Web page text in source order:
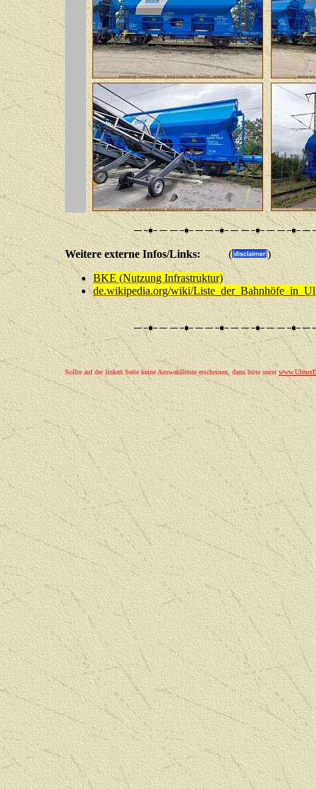
Weitere externe Infos/Links: (
)
BKE (Nutzung Infrastruktur)
de.wikipedia.org/wiki/
Sollte auf der linken Seite keine Auswahlleiste erscheinen, dann bitte unter